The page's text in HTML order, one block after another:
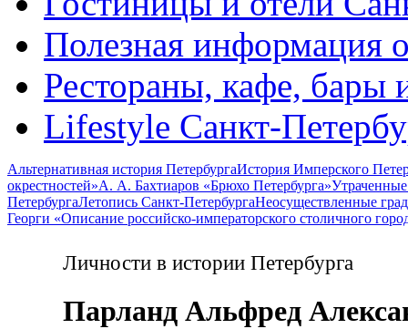
Полезная информация
Рестораны, кафе, бары
Lifestyle Санкт-
Альтернативная история ПетербургаИстория Имперского
окрестностей»А. А. Бахтиаров «Брюхо Петербурга»
ПетербургаЛетопись Санкт-ПетербургаНеосуществленные
Георги «Описание российско-императорского столичного
Личности в истории Петербурга
Парланд Альфред